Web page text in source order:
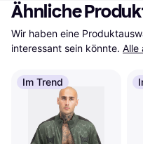
Ähnliche
Wir haben eine
interessant sein könnte. Alle
Im Trend